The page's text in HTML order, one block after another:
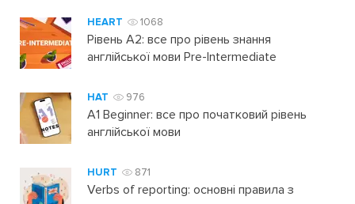
HEART 1068
Рівень А2: все про рівень знання
англійської мови Pre-Intermediate
HAT 976
A1 Beginner: все про початковий рівень
англійської мови
HURT 871
Verbs of reporting: основні правила з